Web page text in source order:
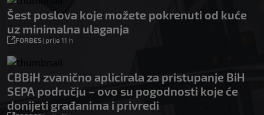
Šest poslova koje možete pokrenuti od kuće
uz minimalna ulaganja
FORBES| prije 11 h
CBBiH zvanično aplicirala za pristupanje BiH
SEPA području – ovo su pogodnosti koje će
donijeti građanima i privredi